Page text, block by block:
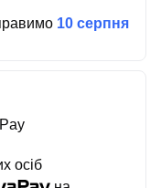
10 серпня
осіб